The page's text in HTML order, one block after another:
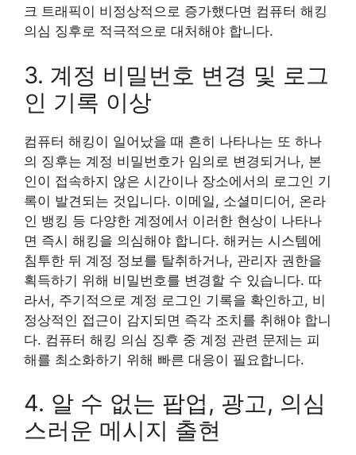
크 트래픽이 비정상적으로 증가했다면 컴퓨터 해킹
의심 징후로 적극적으로 대처해야 합니다.
3. 계정 비밀번호 변경 및 로그
인 기록 이상
컴퓨터 해킹이 일어났을 때 흔히 나타나는 또 하나
의 징후는 계정 비밀번호가 임의로 변경되거나, 본
인이 접속하지 않은 시간이나 장소에서의 로그인 기
록이 발견되는 것입니다. 이메일, 소셜미디어, 온라
인 뱅킹 등 다양한 계정에서 이러한 현상이 나타나
면 즉시 해킹을 의심해야 합니다. 해커는 시스템에
침투한 뒤 계정 정보를 탈취하거나, 관리자 권한을
획득하기 위해 비밀번호를 변경할 수 있습니다. 따
라서, 주기적으로 계정 로그인 기록을 확인하고, 비
정상적인 접근이 감지되면 즉각 조치를 취해야 합니
다. 컴퓨터 해킹 의심 징후 중 계정 관련 문제는 피
해를 최소화하기 위해 빠른 대응이 필요합니다.
4. 알 수 없는 팝업, 광고, 의심
스러운 메시지 출현